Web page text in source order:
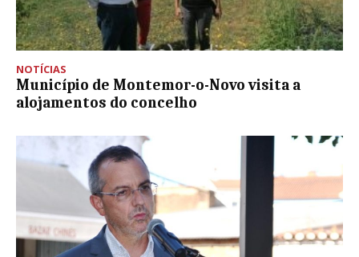
NOTÍCIAS
Município de Montemor-o-Novo visita a
alojamentos do concelho